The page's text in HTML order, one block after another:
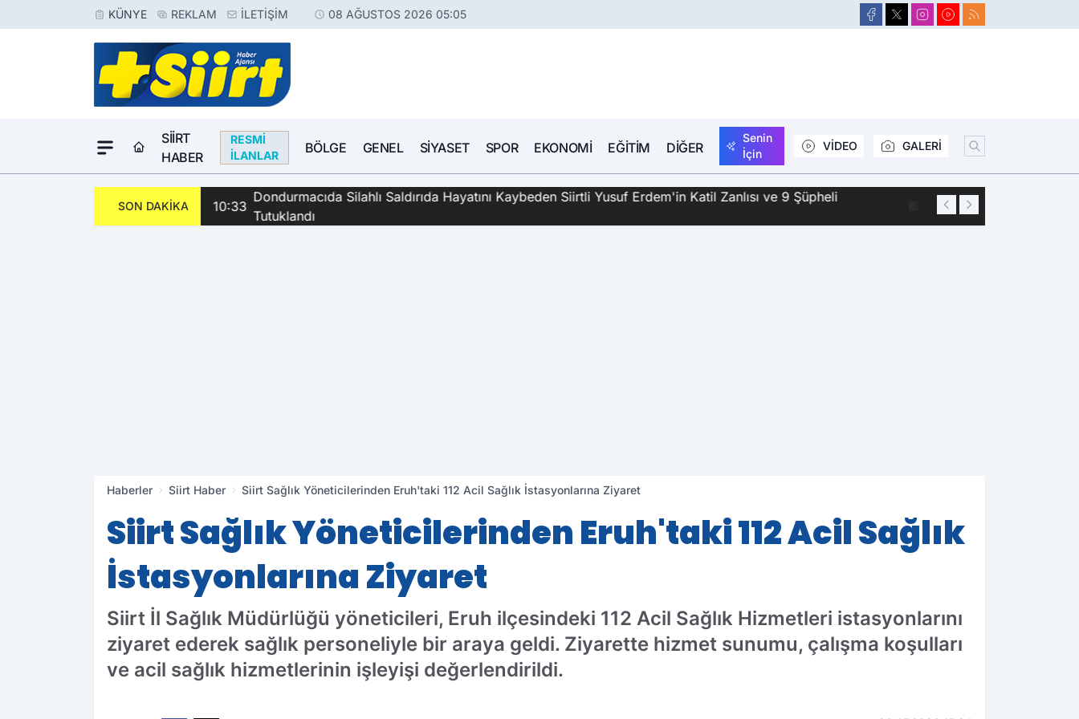
KÜNYE REKLAM İLETIŞIM 08 AĞUSTOS 2026 05:05
SIIRT
HABER
RESMI
İLANLAR
BÖLGE GENEL SIYASET SPOR EKONOMI EĞITIM DIĞER
Senin
İçin
VİDEO GALERİ
SON DAKİKA 10:33
Dondurmacıda Silahlı Saldırıda Hayatını Kaybeden Siirtli Yusuf Erdem'in Katil Zanlısı ve 9 Şüpheli
Tutuklandı
01:44
Haberler Siirt Haber Siirt Sağlık Yöneticilerinden Eruh'taki 112 Acil Sağlık İstasyonlarına Ziyaret
Siirt Sağlık Yöneticilerinden Eruh'taki 112 Acil Sağlık
İstasyonlarına Ziyaret
Siirt İl Sağlık Müdürlüğü yöneticileri, Eruh ilçesindeki 112 Acil Sağlık Hizmetleri istasyonlarını
ziyaret ederek sağlık personeliyle bir araya geldi. Ziyarette hizmet sunumu, çalışma koşulları
ve acil sağlık hizmetlerinin işleyişi değerlendirildi.